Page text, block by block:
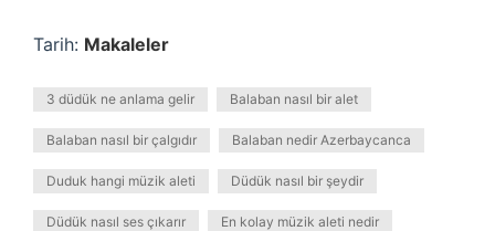
Tarih: Makaleler
3 düdük ne anlama gelir Balaban nasıl bir alet
Balaban nasıl bir çalgıdır Balaban nedir Azerbaycanca
Duduk hangi müzik aleti Düdük nasıl bir şeydir
Düdük nasıl ses çıkarır En kolay müzik aleti nedir